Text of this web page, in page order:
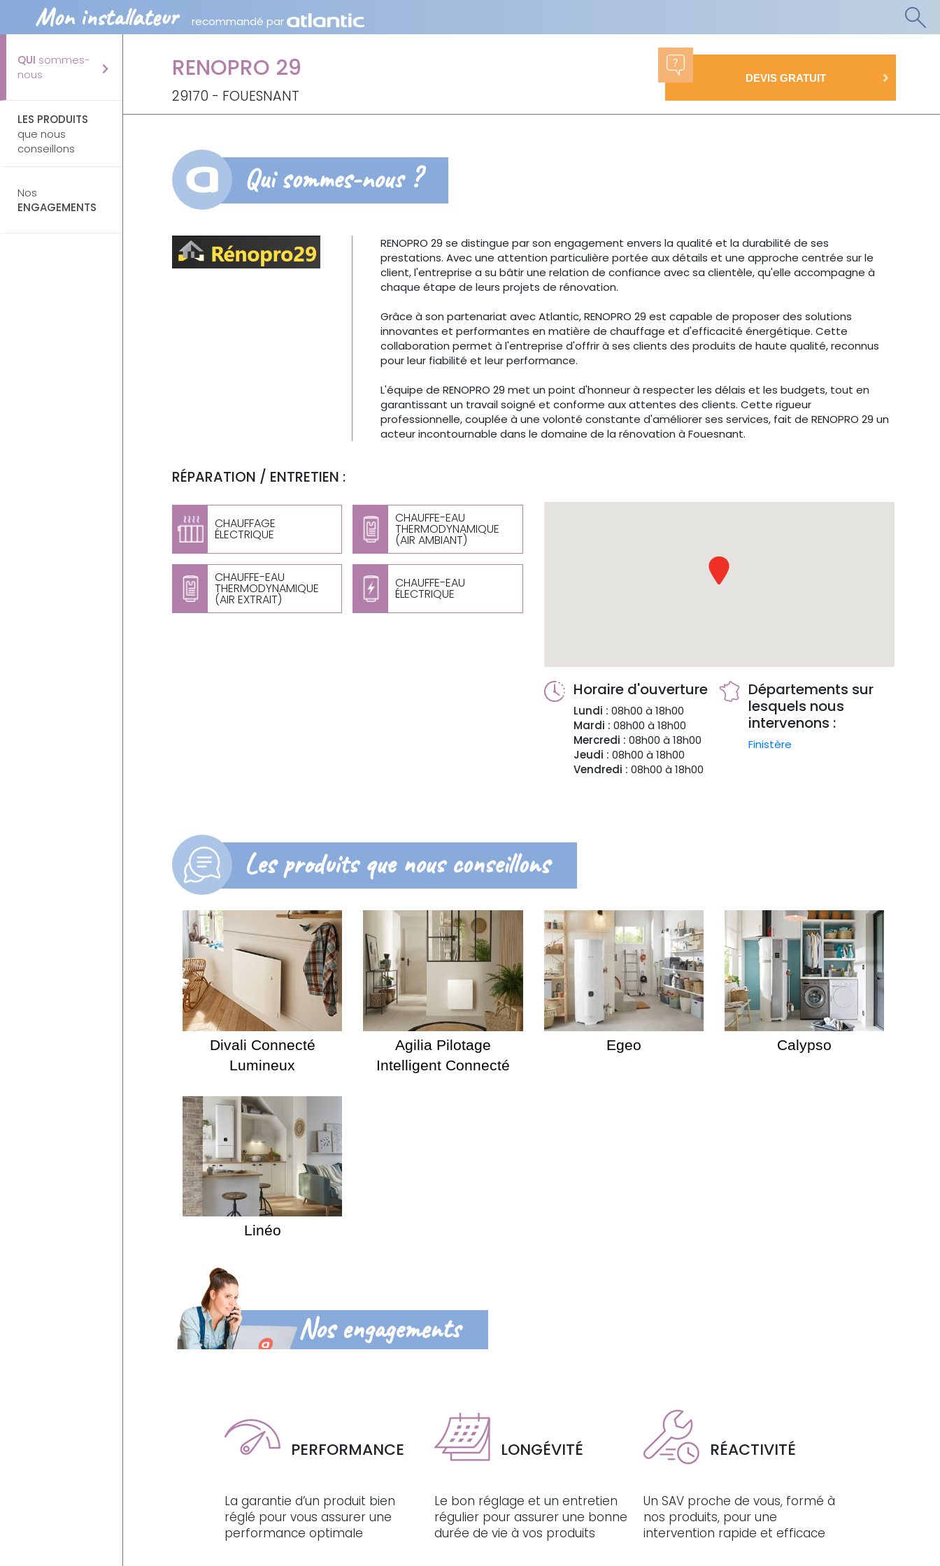
Mon installateur recommandé par
QUI sommes-
nous
LES PRODUITS
que nous
conseillons
Nos
ENGAGEMENTS
RENOPRO 29
29170 - FOUESNANT
DEVIS GRATUIT
Qui sommes-nous ?
RENOPRO 29 se distingue par son engagement envers la qualité et la durabilité de ses
prestations. Avec une attention particulière portée aux détails et une approche centrée sur le
client, l'entreprise a su bâtir une relation de confiance avec sa clientèle, qu'elle accompagne à
chaque étape de leurs projets de rénovation.
Grâce à son partenariat avec Atlantic, RENOPRO 29 est capable de proposer des solutions
innovantes et performantes en matière de chauffage et d'efficacité énergétique. Cette
collaboration permet à l'entreprise d'offrir à ses clients des produits de haute qualité, reconnus
pour leur fiabilité et leur performance.
L'équipe de RENOPRO 29 met un point d'honneur à respecter les délais et les budgets, tout en
garantissant un travail soigné et conforme aux attentes des clients. Cette rigueur
professionnelle, couplée à une volonté constante d'améliorer ses services, fait de RENOPRO 29 un
acteur incontournable dans le domaine de la rénovation à Fouesnant.
RÉPARATION / ENTRETIEN :
CHAUFFAGE
ÉLECTRIQUE
CHAUFFE-EAU
THERMODYNAMIQUE
(AIR AMBIANT)
CHAUFFE-EAU
THERMODYNAMIQUE
(AIR EXTRAIT)
CHAUFFE-EAU
ÉLECTRIQUE
Horaire d'ouverture
Lundi : 08h00 à 18h00
Mardi : 08h00 à 18h00
Mercredi : 08h00 à 18h00
Jeudi : 08h00 à 18h00
Vendredi : 08h00 à 18h00
Départements sur
lesquels nous
intervenons :
Finistère
Les produits que nous conseillons
Divali Connecté
Lumineux
Agilia Pilotage
Intelligent Connecté
Egeo Calypso
Linéo
Nos engagements
PERFORMANCE
La garantie d’un produit bien
réglé pour vous assurer une
performance optimale
LONGÉVITÉ
Le bon réglage et un entretien
régulier pour assurer une bonne
durée de vie à vos produits
RÉACTIVITÉ
Un SAV proche de vous, formé à
nos produits, pour une
intervention rapide et efficace